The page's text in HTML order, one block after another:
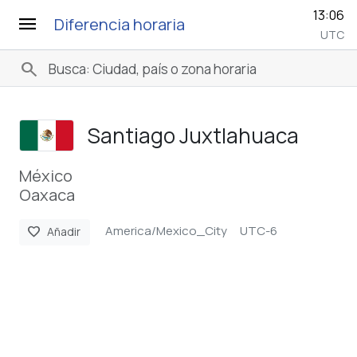
menu Diferencia horaria 13:06
UTC
search
Santiago Juxtlahuaca
México
Oaxaca
favorite Añadir America/Mexico_City UTC-6